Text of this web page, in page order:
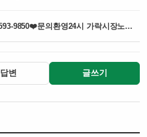
가락동노래방❤️OlO-7593-9850❤️문의환영24시 가락시장노래방 가락동노래방 가락시장풀싸롱 가락동풀싸롱 가락룸싸롱 가락동룸사롱 즐거운자리 가락동노래방예약 가락시장풀싸롱 가락동노??
답변 글쓰기